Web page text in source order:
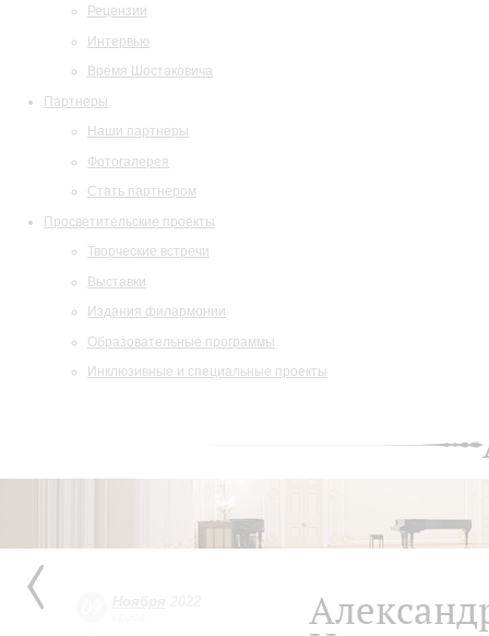
Рецензии
Интервью
Время Шостаковича
Партнеры
Наши партнеры
Фотогалерея
Стать партнером
Просветительские проекты
Творческие встречи
Выставки
Издания филармонии
Образовательные программы
Инклюзивные и специальные проекты